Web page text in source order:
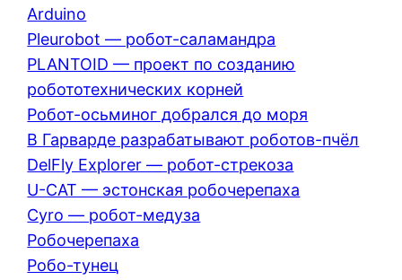
Arduino
Pleurobot — робот-саламандра
PLANTOID — проект по созданию
робототехнических корней
Робот-осьминог добрался до моря
В Гарварде разрабатывают роботов-пчёл
DelFly Explorer — робот-стрекоза
U-CAT — эстонская робочерепаха
Cyro — робот-медуза
Робочерепаха
Робо-тунец